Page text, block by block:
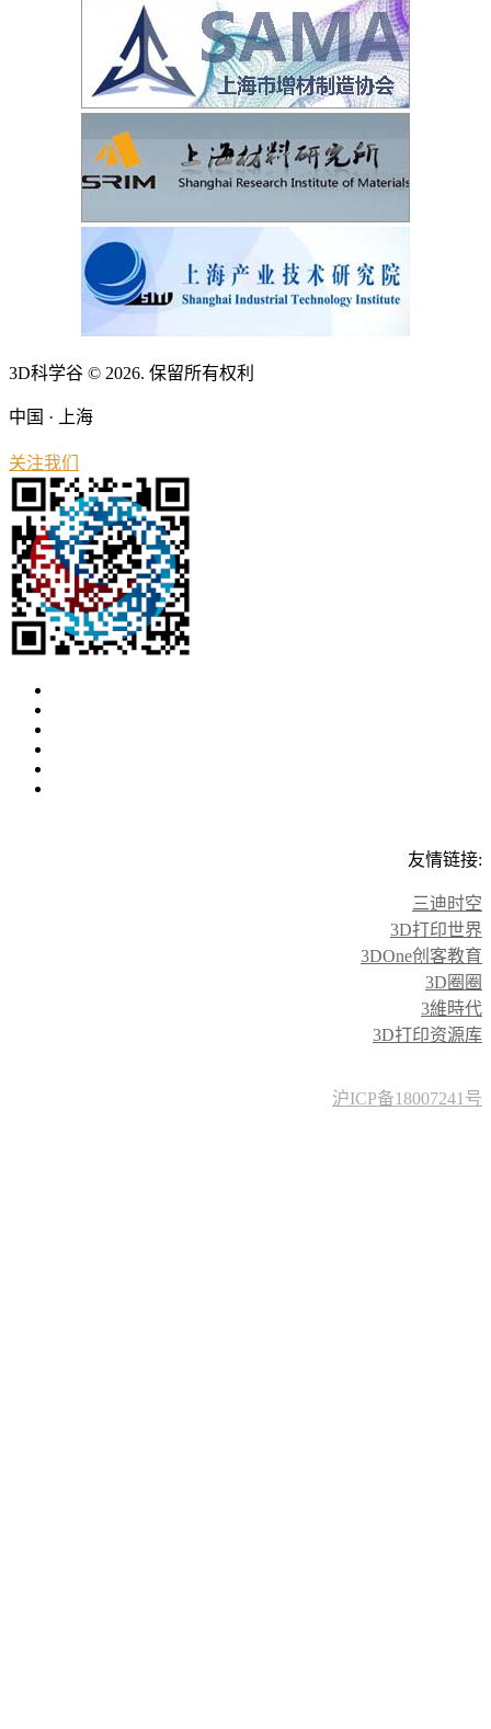
3D科学谷 © 2026. 保留所有权利
中国 · 上海
关注我们
友情链接:
三迪时空
3D打印世界
3DOne创客教育
3D圈圈
3維時代
3D打印资源库
沪ICP备18007241号